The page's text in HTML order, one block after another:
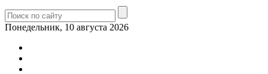
Понедельник, 10 августа 2026